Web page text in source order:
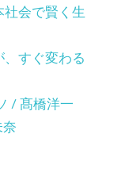
社会で賢く生
、すぐ変わる
/ 髙橋洋一